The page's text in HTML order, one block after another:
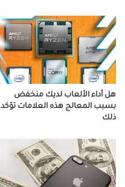
هل أداء الألعاب لديك منخفض
بسبب المعالج هذه العلامات تؤكد
ذلك